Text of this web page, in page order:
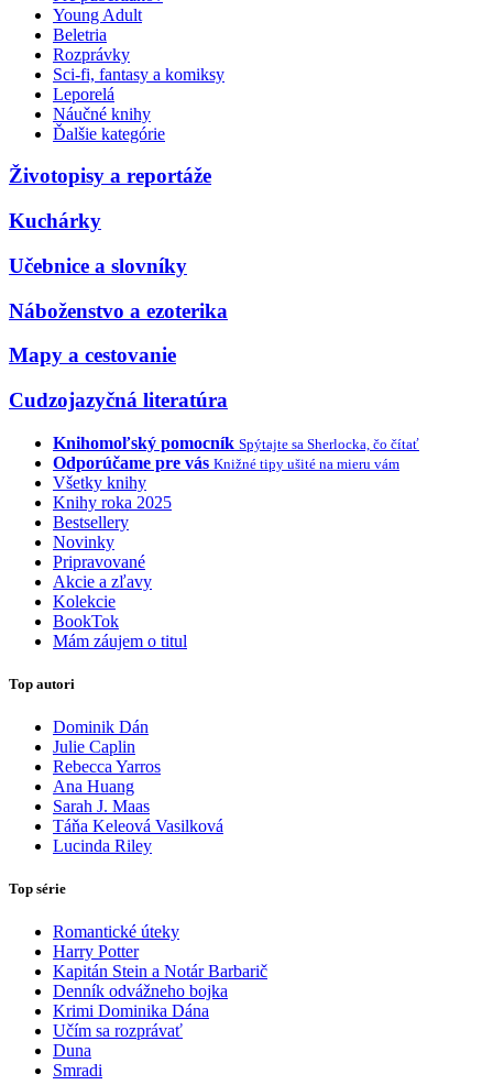
Young Adult
Beletria
Rozprávky
Sci-fi, fantasy a komiksy
Leporelá
Náučné knihy
Ďalšie kategórie
Životopisy a reportáže
Kuchárky
Učebnice a slovníky
Náboženstvo a ezoterika
Mapy a cestovanie
Cudzojazyčná literatúra
Knihomoľský pomocník Spýtajte sa Sherlocka, čo čítať
Odporúčame pre vás Knižné tipy ušité na mieru vám
Všetky knihy
Knihy roka 2025
Bestsellery
Novinky
Pripravované
Akcie a zľavy
Kolekcie
BookTok
Mám záujem o titul
Top autori
Dominik Dán
Julie Caplin
Rebecca Yarros
Ana Huang
Sarah J. Maas
Táňa Keleová Vasilková
Lucinda Riley
Top série
Romantické úteky
Harry Potter
Kapitán Stein a Notár Barbarič
Denník odvážneho bojka
Krimi Dominika Dána
Učím sa rozprávať
Duna
Smradi